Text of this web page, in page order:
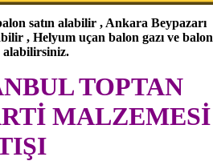
satın alabilir , Ankara Beypazarı
, Helyum uçan balon gazı ve balon
alabilirsiniz.
TOPTAN
MALZEMESİ